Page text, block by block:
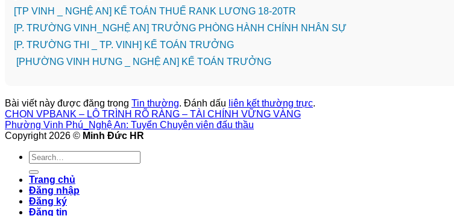
[TP VINH _ NGHỆ AN] KẾ TOÁN THUẾ RANK LƯƠNG 18-20TR
[P. TRƯỜNG VINH_NGHỆ AN] TRƯỞNG PHÒNG HÀNH CHÍNH NHÂN SỰ
️[P. TRƯỜNG THI _ TP. VINH] KẾ TOÁN TRƯỞNG
[PHƯỜNG VINH HƯNG _ NGHỆ AN] KẾ TOÁN TRƯỞNG
Bài viết này được đăng trong Tin thường. Đánh dấu liên kết thường trực.
CHỌN VPBANK – LỘ TRÌNH RÕ RÀNG – TÀI CHÍNH VỮNG VÀNG
Phường Vinh Phú_Nghệ An: Tuyển Chuyên viên đấu thầu
Copyright 2026 © Minh Đức HR
Trang chủ
Đăng nhập
Đăng ký
Đăng tin